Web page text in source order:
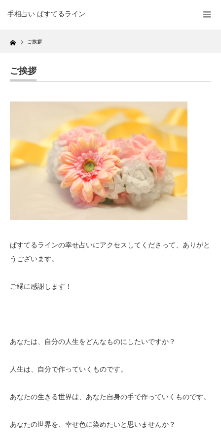
手相占い ぱすてるライン
Home ご挨拶
ご挨拶
ぱすてるラインの幸せ占いにアクセスしてくださって、ありがと
うございます。
ご縁に感謝します！
あなたは、自分の人生をどんなものにしたいですか？
人生は、自分で作っていくものです。
あなたの生きる世界は、あなた自身の手で作っていくものです。
あなたの世界を、幸せ色に染めたいと思いませんか？